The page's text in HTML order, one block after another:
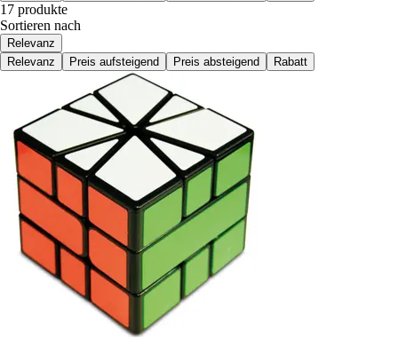
17 produkte
Sortieren nach
Relevanz
Relevanz
Preis aufsteigend Preis absteigend Rabatt